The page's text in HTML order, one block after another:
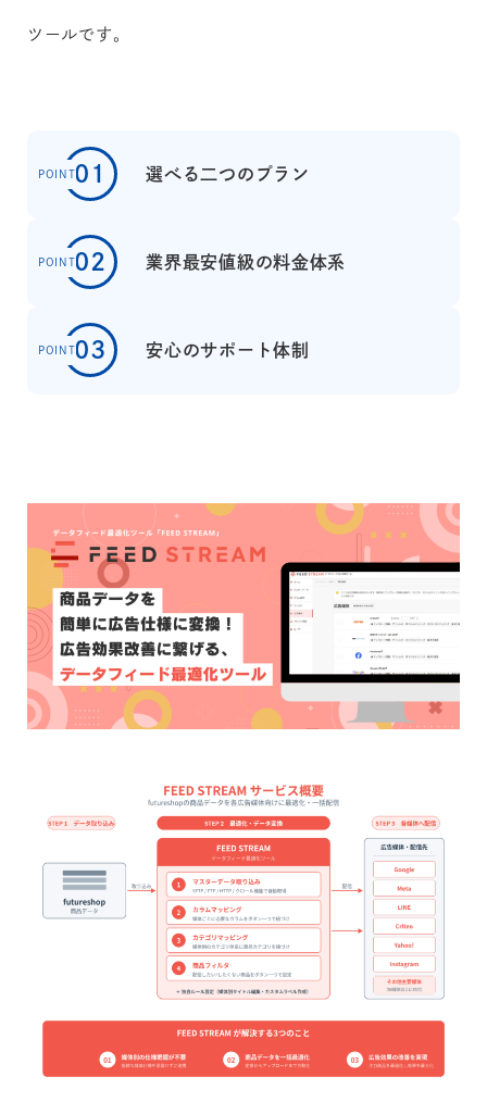
ツールです。
01
POINT 選べる二つのプラン
02
POINT 業界最安値級の料金体系
03
POINT 安心のサポート体制